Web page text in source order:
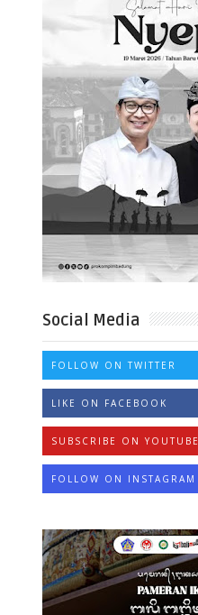
Social Media
FOLLOW ON TWITTER
LIKE ON FACEBOOK
SUBSCRIBE ON YOUTUBE
FOLLOW ON INSTAGRAM